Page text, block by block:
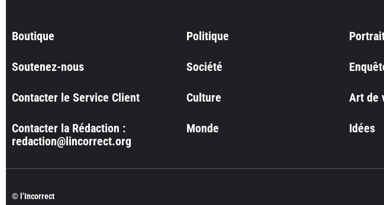
Boutique
Soutenez-nous
Contacter le Service Client
Contacter la Rédaction :
redaction@lincorrect.org
Politique
Société
Culture
Monde
Art de
Idées
© l’Incorrect